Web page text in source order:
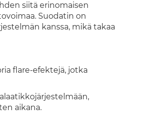
siitä erinomaisen
Suodatin on
kanssa, mikä takaa
flare-efektejä, jotka
aikana.